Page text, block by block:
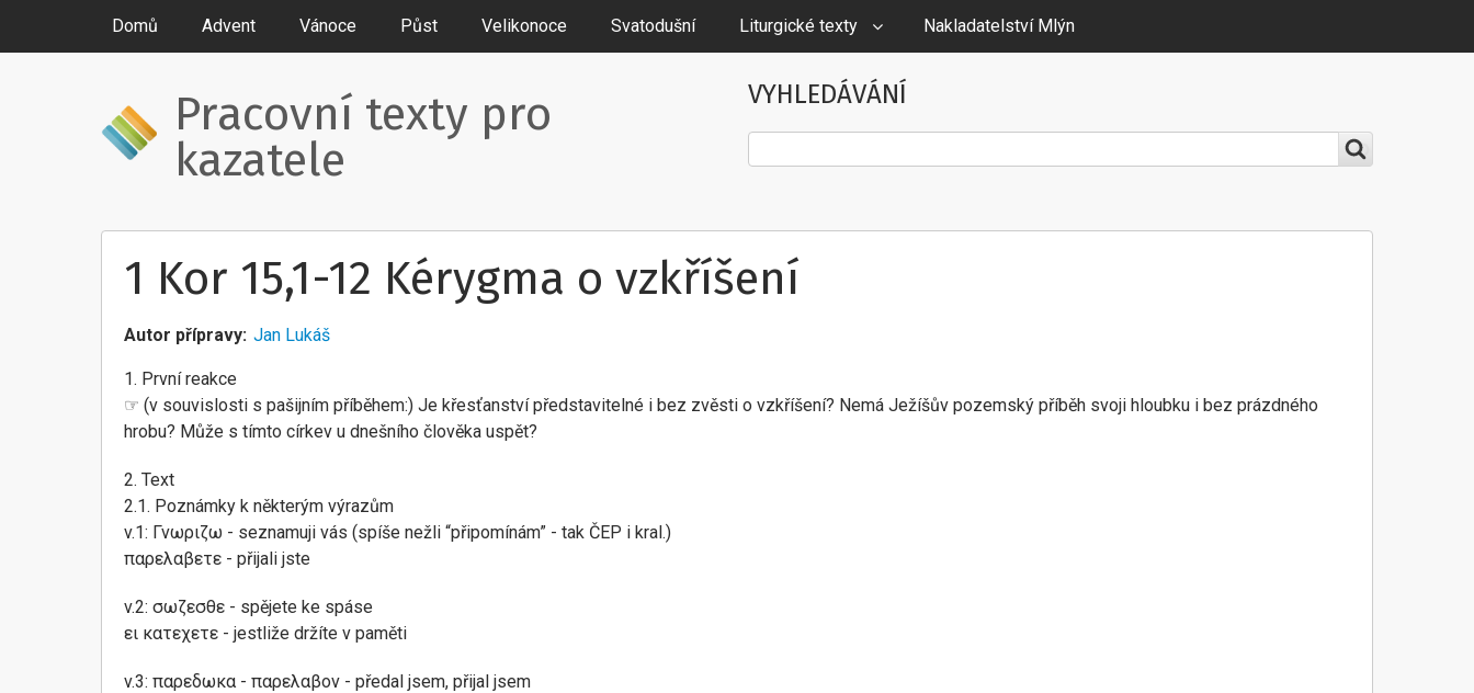
Domů Advent Vánoce Půst Velikonoce Svatodušní Liturgické texty Nakladatelství Mlýn
Pracovní texty pro
kazatele
VYHLEDÁVÁNÍ
1 Kor 15,1-12 Kérygma o vzkříšení
Autor přípravy Jan Lukáš
1. První reakce
☞ (v souvislosti s pašijním příběhem:) Je křesťanství představitelné i bez zvěsti o vzkříšení? Nemá Ježíšův pozemský příběh svoji hloubku i bez prázdného
hrobu? Může s tímto církev u dnešního člověka uspět?
2. Text
2.1. Poznámky k některým výrazům
v.1: Γνωριζω - seznamuji vás (spíše nežli “připomínám” - tak ČEP i kral.)
παρελαβετε - přijali jste
v.2: σωζεσθε - spějete ke spáse
ει κατεχετε - jestliže držíte v paměti
v.3: παρεδωκα - παρελαβον - předal jsem, přijal jsem